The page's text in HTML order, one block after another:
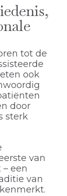
tot de
ook
door
sterk
van
een
van